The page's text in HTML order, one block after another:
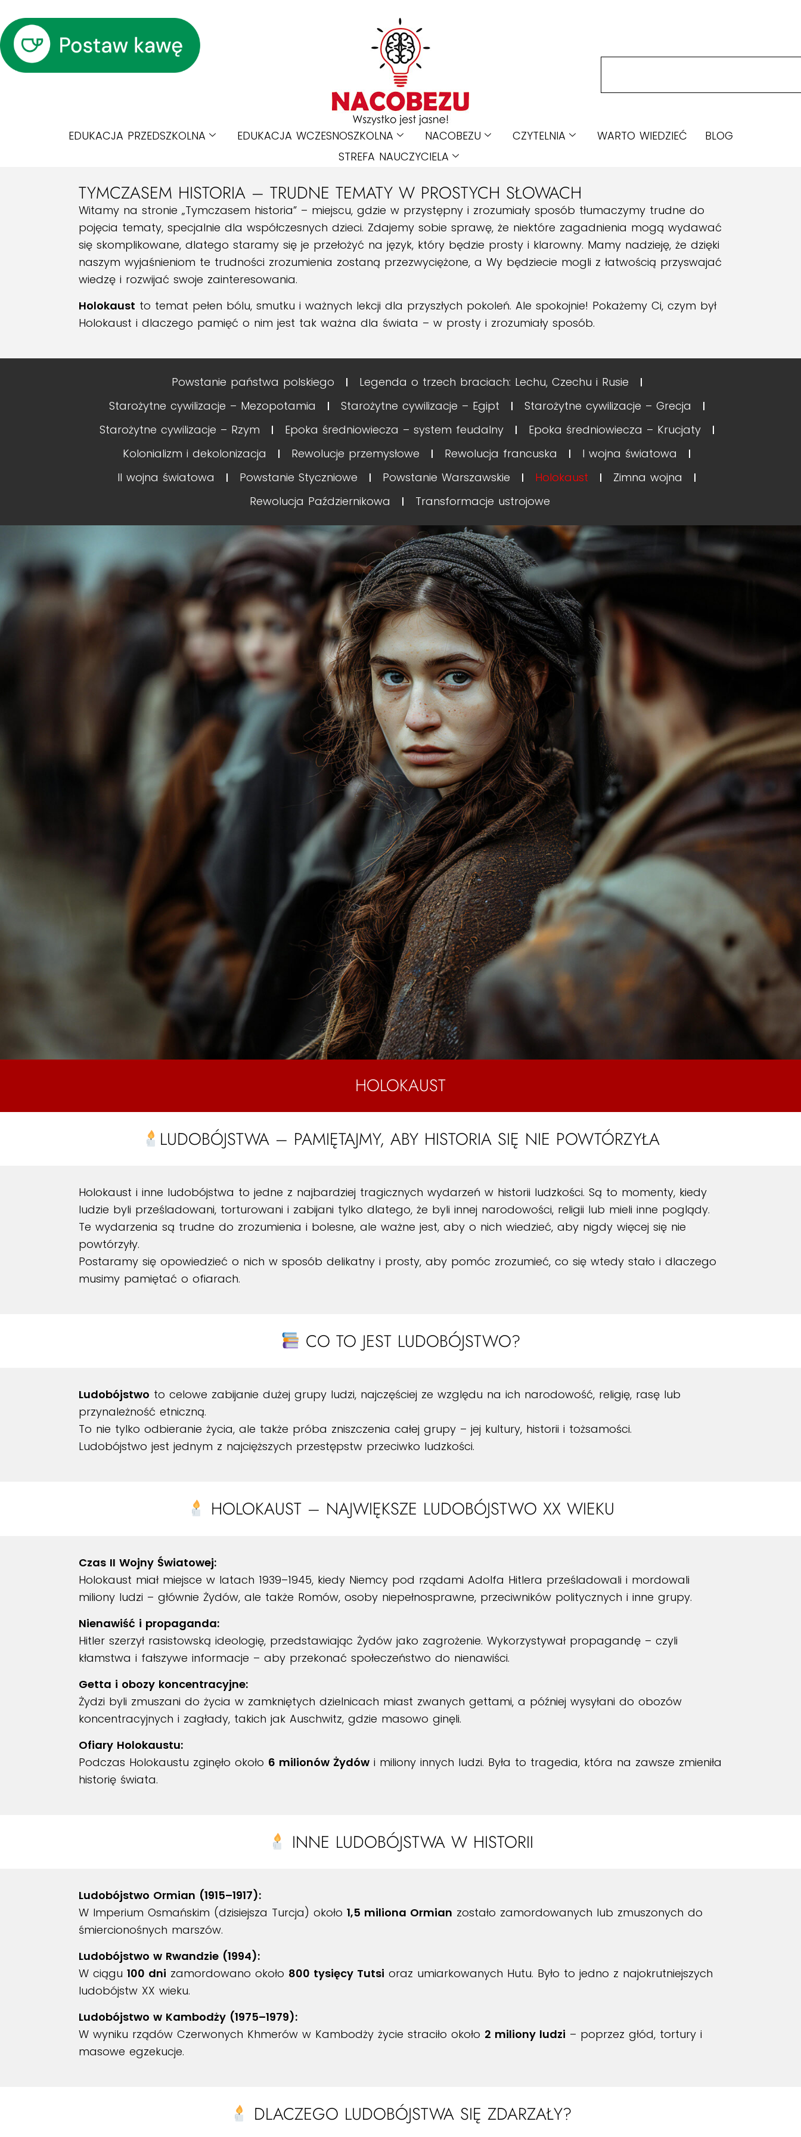
EDUKACJA PRZEDSZKOLNA EDUKACJA WCZESNOSZKOLNA NACOBEZU CZYTELNIA WARTO WIEDZIEĆ
BLOG
STREFA NAUCZYCIELA
TYMCZASEM HISTORIA – TRUDNE TEMATY W PROSTYCH SŁOWACH
Witamy na stronie „Tymczasem historia” – miejscu, gdzie w przystępny i zrozumiały sposób tłumaczymy trudne do
pojęcia tematy, specjalnie dla współczesnych dzieci. Zdajemy sobie sprawę, że niektóre zagadnienia mogą wydawać
się skomplikowane, dlatego staramy się je przełożyć na język, który będzie prosty i klarowny. Mamy nadzieję, że dzięki
naszym wyjaśnieniom te trudności zrozumienia zostaną przezwyciężone, a Wy będziecie mogli z łatwością przyswajać
wiedzę i rozwijać swoje zainteresowania.
Holokaust to temat pełen bólu, smutku i ważnych lekcji dla przyszłych pokoleń. Ale spokojnie! Pokażemy Ci, czym był
Holokaust i dlaczego pamięć o nim jest tak ważna dla świata – w prosty i zrozumiały sposób.
Powstanie państwa polskiego
Legenda o trzech braciach: Lechu, Czechu i Rusie
Starożytne cywilizacje – Mezopotamia
Starożytne cywilizacje – Egipt
Starożytne cywilizacje – Grecja
Starożytne cywilizacje – Rzym
Epoka średniowiecza – system feudalny
Epoka średniowiecza – Krucjaty
Kolonializm i dekolonizacja
Rewolucje przemysłowe Rewolucja francuska
I wojna światowa
II wojna światowa
Powstanie Styczniowe Powstanie Warszawskie Holokaust
Zimna wojna
Rewolucja Październikowa
Transformacje ustrojowe
HOLOKAUST
LUDOBÓJSTWA – PAMIĘTAJMY, ABY HISTORIA SIĘ NIE POWTÓRZYŁA
Holokaust i inne ludobójstwa to jedne z najbardziej tragicznych wydarzeń w historii ludzkości. Są to momenty, kiedy
ludzie byli prześladowani, torturowani i zabijani tylko dlatego, że byli innej narodowości, religii lub mieli inne poglądy.
Te wydarzenia są trudne do zrozumienia i bolesne, ale ważne jest, aby o nich wiedzieć, aby nigdy więcej się nie
powtórzyły.
Postaramy się opowiedzieć o nich w sposób delikatny i prosty, aby pomóc zrozumieć, co się wtedy stało i dlaczego
musimy pamiętać o ofiarach.
CO TO JEST LUDOBÓJSTWO?
Ludobójstwo to celowe zabijanie dużej grupy ludzi, najczęściej ze względu na ich narodowość, religię, rasę lub
przynależność etniczną.
To nie tylko odbieranie życia, ale także próba zniszczenia całej grupy – jej kultury, historii i tożsamości.
Ludobójstwo jest jednym z najcięższych przestępstw przeciwko ludzkości.
HOLOKAUST – NAJWIĘKSZE LUDOBÓJSTWO XX WIEKU
Czas II Wojny Światowej:
Holokaust miał miejsce w latach 1939–1945, kiedy Niemcy pod rządami Adolfa Hitlera prześladowali i mordowali
miliony ludzi – głównie Żydów, ale także Romów, osoby niepełnosprawne, przeciwników politycznych i inne grupy.
Nienawiść i propaganda:
Hitler szerzył rasistowską ideologię, przedstawiając Żydów jako zagrożenie. Wykorzystywał propagandę – czyli
kłamstwa i fałszywe informacje – aby przekonać społeczeństwo do nienawiści.
Getta i obozy koncentracyjne:
Żydzi byli zmuszani do życia w zamkniętych dzielnicach miast zwanych gettami, a później wysyłani do obozów
koncentracyjnych i zagłady, takich jak Auschwitz, gdzie masowo ginęli.
Ofiary Holokaustu:
Podczas Holokaustu zginęło około 6 milionów Żydów i miliony innych ludzi. Była to tragedia, która na zawsze zmieniła
historię świata.
INNE LUDOBÓJSTWA W HISTORII
Ludobójstwo Ormian (1915–1917):
W Imperium Osmańskim (dzisiejsza Turcja) około 1,5 miliona Ormian zostało zamordowanych lub zmuszonych do
śmiercionośnych marszów.
Ludobójstwo w Rwandzie (1994):
W ciągu 100 dni zamordowano około 800 tysięcy Tutsi oraz umiarkowanych Hutu. Było to jedno z najokrutniejszych
ludobójstw XX wieku.
Ludobójstwo w Kambodży (1975–1979):
W wyniku rządów Czerwonych Khmerów w Kambodży życie straciło około 2 miliony ludzi – poprzez głód, tortury i
masowe egzekucje.
DLACZEGO LUDOBÓJSTWA SIĘ ZDARZAŁY?